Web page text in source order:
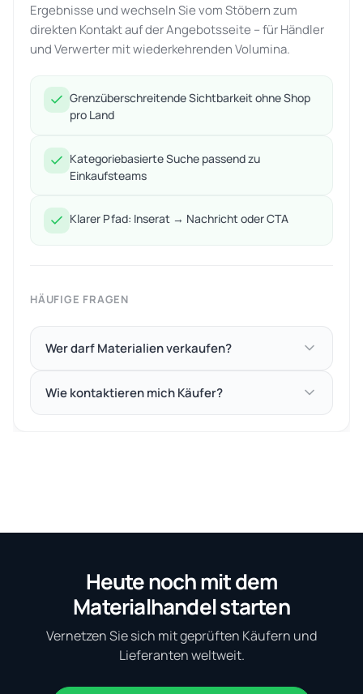
Ergebnisse und wechseln Sie vom Stöbern zum
direkten Kontakt auf der Angebotsseite – für Händler
und Verwerter mit wiederkehrenden Volumina.
Grenzüberschreitende Sichtbarkeit ohne Shop
pro Land
Kategoriebasierte Suche passend zu
Einkaufsteams
Klarer Pfad: Inserat → Nachricht oder CTA
HÄUFIGE FRAGEN
Wer darf Materialien verkaufen?
Wie kontaktieren mich Käufer?
Heute noch mit dem
Materialhandel starten
Vernetzen Sie sich mit geprüften Käufern und
Lieferanten weltweit.